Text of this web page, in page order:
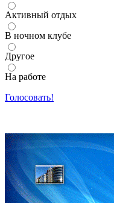
Активный отдых
В ночном клубе
Другое
На работе
Голосовать!